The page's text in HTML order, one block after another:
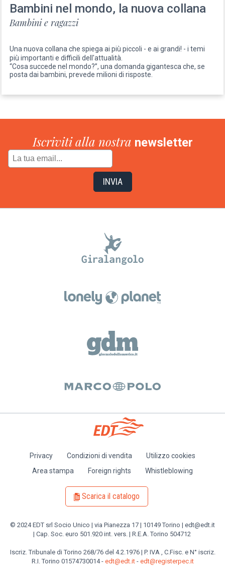
Bambini nel mondo, la nuova collana
Bambini e ragazzi
Una nuova collana che spiega ai più piccoli - e ai grandi! - i temi
più importanti e difficili dell'attualità.
“Cosa succede nel mondo?”, una domanda gigantesca che, se
posta dai bambini, prevede milioni di risposte.
Iscriviti alla nostra newsletter
Privacy Condizioni di vendita
Utilizzo cookies
Area stampa
Foreign rights Whistleblowing
Scarica il catalogo
© 2024 EDT srl Socio Unico | via Pianezza 17 | 10149 Torino | edt@edt.it
| Cap. Soc. euro 501.920 int. vers. | R.E.A. Torino 504712
Iscriz. Tribunale di Torino 268/76 del 4.2.1976 | P. IVA , C.Fisc. e N° iscriz.
R.I. Torino 01574730014 - edt@edt.it- edt@registerpec.it